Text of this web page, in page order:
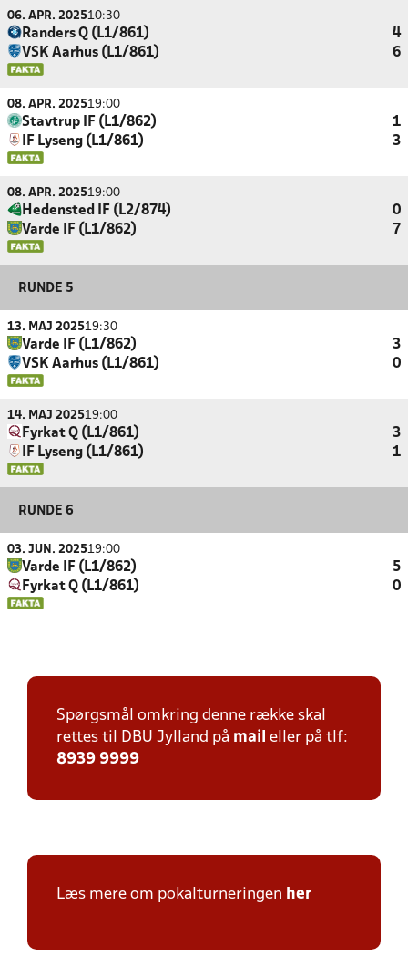
06. APR. 202510:30
Randers Q (L1/861)
4
VSK Aarhus (L1/861)
6
08. APR. 202519:00
Stavtrup IF (L1/862)
1
IF Lyseng (L1/861)
3
08. APR. 202519:00
Hedensted IF (L2/874)
0
Varde IF (L1/862)
7
RUNDE 5
13. MAJ 202519:30
Varde IF (L1/862)
3
VSK Aarhus (L1/861)
0
14. MAJ 202519:00
Fyrkat Q (L1/861)
3
IF Lyseng (L1/861)
1
RUNDE 6
03. JUN. 202519:00
Varde IF (L1/862)
5
Fyrkat Q (L1/861)
0
Spørgsmål omkring denne række skal
rettes til DBU Jylland på mail eller på tlf:
8939 9999
Læs mere om pokalturneringen her